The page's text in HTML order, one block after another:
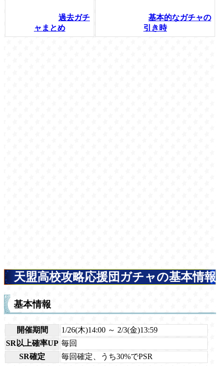
過去ガチ
ャまとめ
基本的なガチャの
引き時
天盟高校攻略応援団ガチャの基本情報
基本情報
開催期間
1/26(木)14:00 ～ 2/3(金)13:59
SR以上確率UP 毎回
SR確定
毎回確定、うち30%でPSR